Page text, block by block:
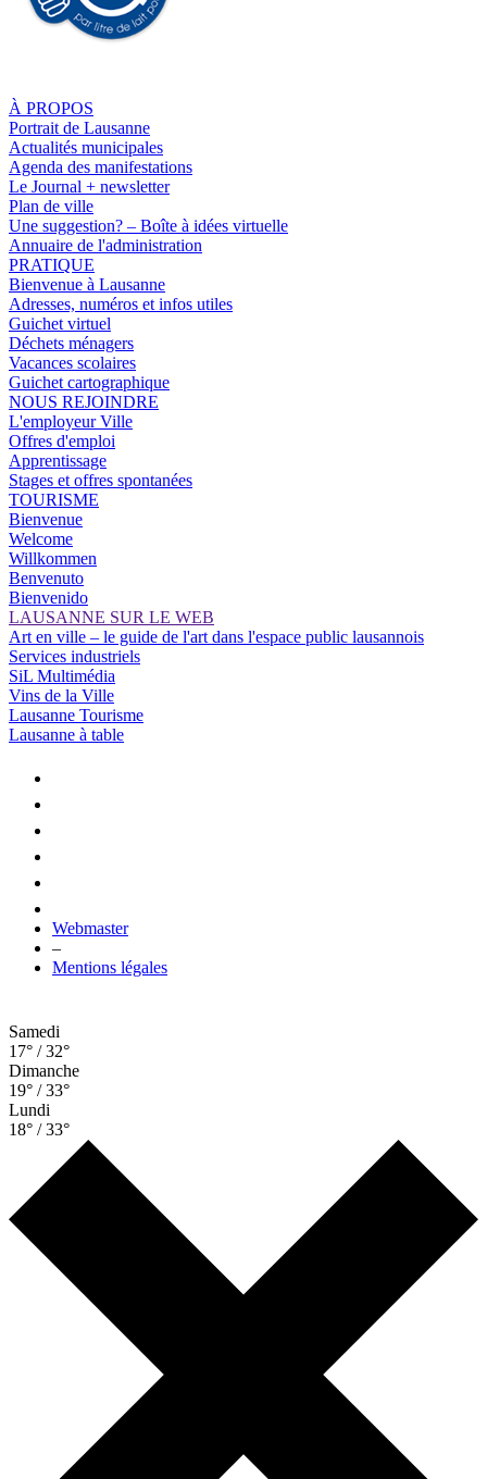
À PROPOS
Portrait de Lausanne
Actualités municipales
Agenda des manifestations
Le Journal + newsletter
Plan de ville
Une suggestion? – Boîte à idées virtuelle
Annuaire de l'administration
PRATIQUE
Bienvenue à Lausanne
Adresses, numéros et infos utiles
Guichet virtuel
Déchets ménagers
Vacances scolaires
Guichet cartographique
NOUS REJOINDRE
L'employeur Ville
Offres d'emploi
Apprentissage
Stages et offres spontanées
TOURISME
Bienvenue
Welcome
Willkommen
Benvenuto
Bienvenido
LAUSANNE SUR LE WEB
Art en ville – le guide de l'art dans l'espace public lausannois
Services industriels
SiL Multimédia
Vins de la Ville
Lausanne Tourisme
Lausanne à table
Webmaster
–
Mentions légales
Samedi
17° / 32°
Dimanche
19° / 33°
Lundi
18° / 33°